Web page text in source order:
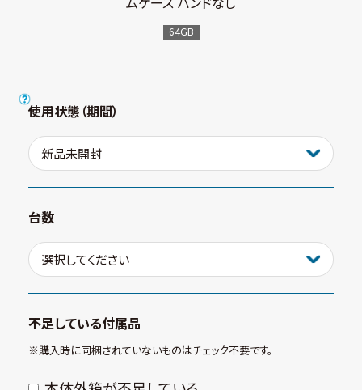
64GB
使用状態（期間）
台数
不足している付属品
※購⼊時に同梱されていないものはチェック不要です。